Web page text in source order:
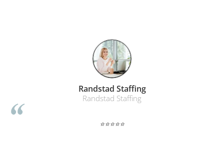
Randstad Staffing
Randstad Staffing
⭐⭐⭐⭐⭐